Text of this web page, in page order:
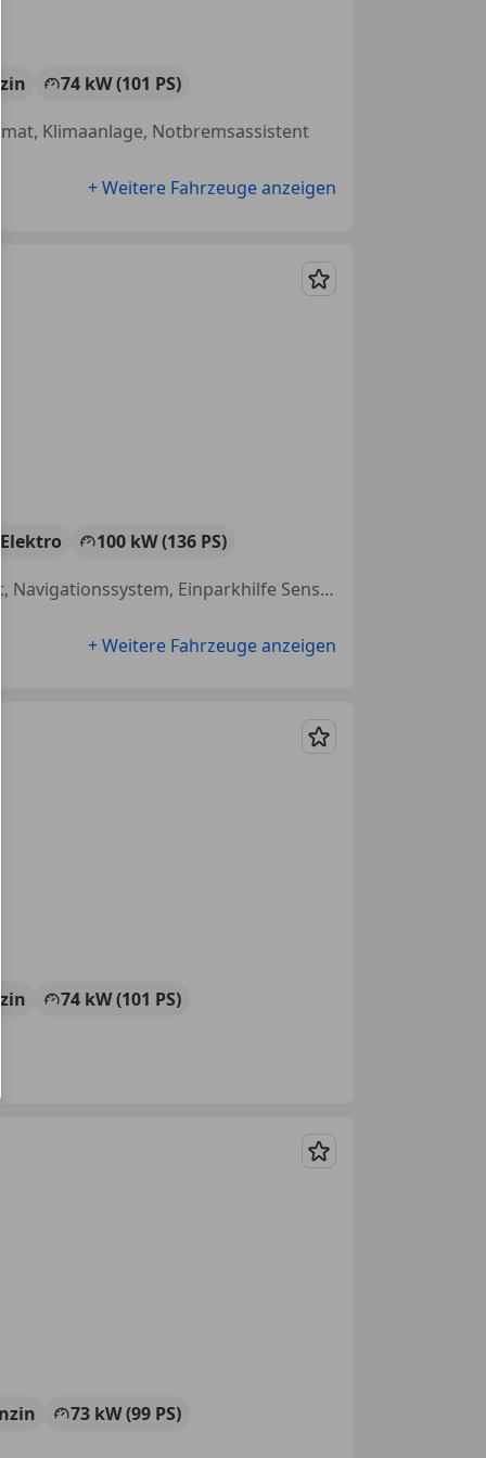
74 kW (101 PS)
Klimaanlage, Notbremsassistent
+ Weitere Fahrzeuge anzeigen
Merken
Elektro
100 kW (136 PS)
Schiebetür, Sitzheizung, Beheizbare Frontscheibe, Totwinkel-Assistent, Navigationssystem, Einparkhilfe Sensoren hinten, Regensensor, Einparkhilfe Sensoren vorne
+ Weitere Fahrzeuge anzeigen
Merken
74 kW (101 PS)
Merken
73 kW (99 PS)